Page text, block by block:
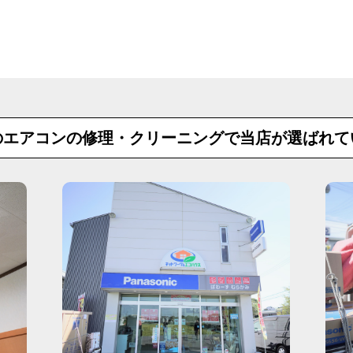
アコンの修理・クリーニングで当店が選ばれ